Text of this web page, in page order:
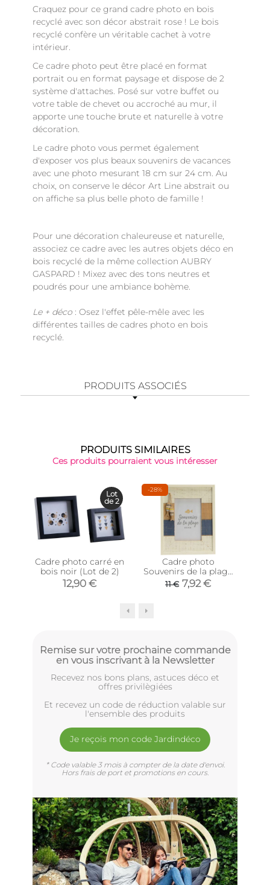
Craquez pour ce grand cadre photo en bois
recyclé avec son décor abstrait rose ! Le bois
recyclé confère un véritable cachet à votre
intérieur.
Ce cadre photo peut être placé en format
portrait ou en format paysage et dispose de 2
système d'attaches. Posé sur votre buffet ou
votre table de chevet ou accroché au mur, il
apporte une touche brute et naturelle à votre
décoration.
Le cadre photo vous permet également
d'exposer vos plus beaux souvenirs de vacances
avec une photo mesurant 18 cm sur 24 cm. Au
choix, on conserve le décor Art Line abstrait ou
on affiche sa plus belle photo de famille !
Pour une décoration chaleureuse et naturelle,
associez ce cadre avec les autres objets déco en
bois recyclé de la même collection AUBRY
GASPARD ! Mixez avec des tons neutres et
poudrés pour une ambiance bohème.
Le + déco : Osez l'effet pêle-mêle avec les
différentes tailles de cadres photo en bois
recyclé.
PRODUITS ASSOCIÉS
PRODUITS SIMILAIRES
Ces produits pourraient vous intéresser
Cadre photo carré en
bois noir (Lot de 2)
12,90 €
Lot
de 2
-28%
Cadre photo
Souvenirs de la plage
(Photo 10 x 15 cm)
11 € 7,92 €
Remise sur votre prochaine commande
en vous inscrivant à la Newsletter
Recevez nos bons plans, astuces déco et
offres privilègiées
Et recevez un code de réduction valable sur
l'ensemble des produits
Je reçois mon code Jardindéco
* Code valable 3 mois à compter de la date d'envoi.
Hors frais de port et promotions en cours.